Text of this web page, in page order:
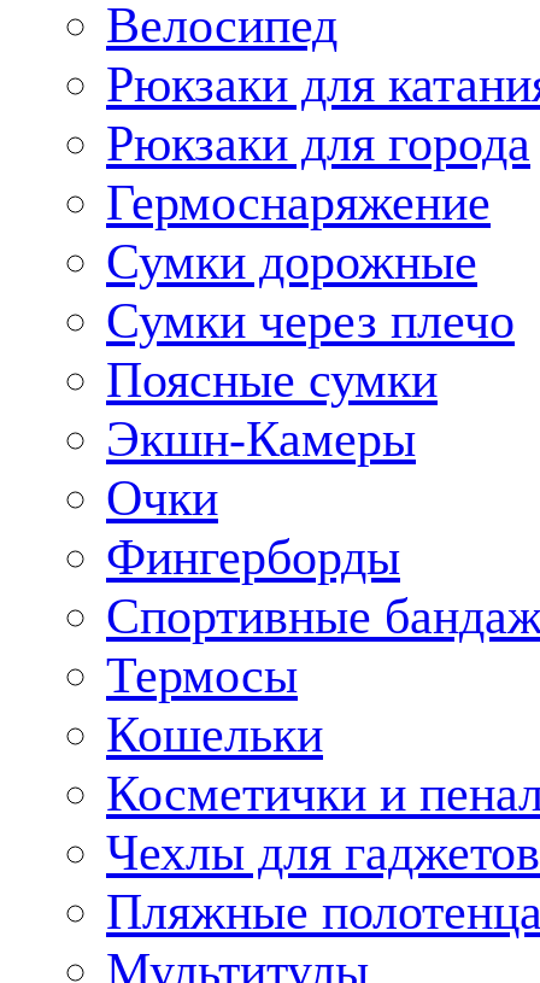
Велосипед
Рюкзаки для
Рюкзаки для города
Гермоснаряжение
Сумки дорожные
Сумки через плечо
Поясные сумки
Экшн-Камеры
Очки
Фингерборды
Спортивные
Термосы
Кошельки
Косметички и
Чехлы для гаджетов
Пляжные
Мультитулы